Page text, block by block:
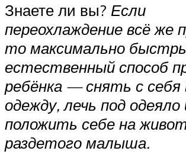
Знаете ли вы? Если
переохлаждение всё же
то максимально
естественный способ
ребёнка — снять с себя
одежду, лечь под одеяло
положить себе на
раздетого малыша.